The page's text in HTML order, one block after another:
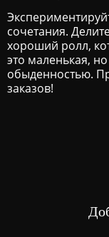
сочетания.
хороший ролл,
это маленькая,
обыденностью.
заказов!